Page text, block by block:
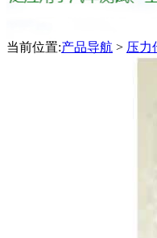
当前位置:产品导航 > 压力